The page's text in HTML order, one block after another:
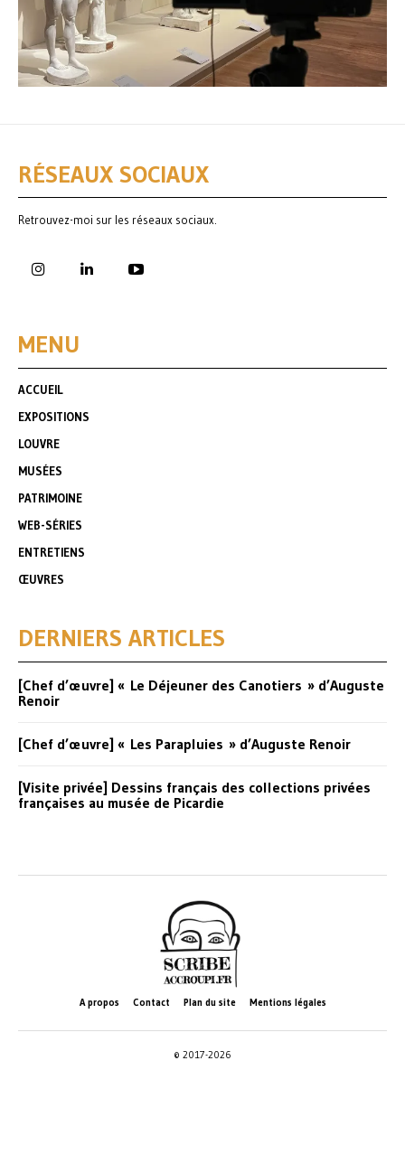
RÉSEAUX SOCIAUX
Retrouvez-moi sur les réseaux sociaux.
MENU
ACCUEIL
EXPOSITIONS
LOUVRE
MUSÉES
PATRIMOINE
WEB-SÉRIES
ENTRETIENS
ŒUVRES
DERNIERS ARTICLES
[Chef d’œuvre] « Le Déjeuner des Canotiers » d’Auguste
Renoir
[Chef d’œuvre] « Les Parapluies » d’Auguste Renoir
[Visite privée] Dessins français des collections privées
françaises au musée de Picardie
A propos Contact Plan du site Mentions légales
© 2017-2026